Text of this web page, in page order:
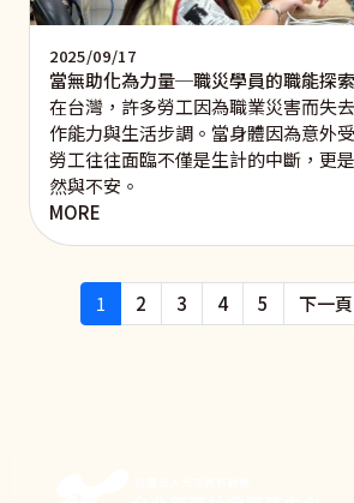
2025/09/17
當無助化為力量─職災學員的職能探
在台灣，許多勞工因為職業災害而失
作能力與生活步調。當身體因為意外
勞工往往面臨不僅是生計的中斷，更
然與不安。
MORE
Pagination
1 2 3 4 5 下一頁